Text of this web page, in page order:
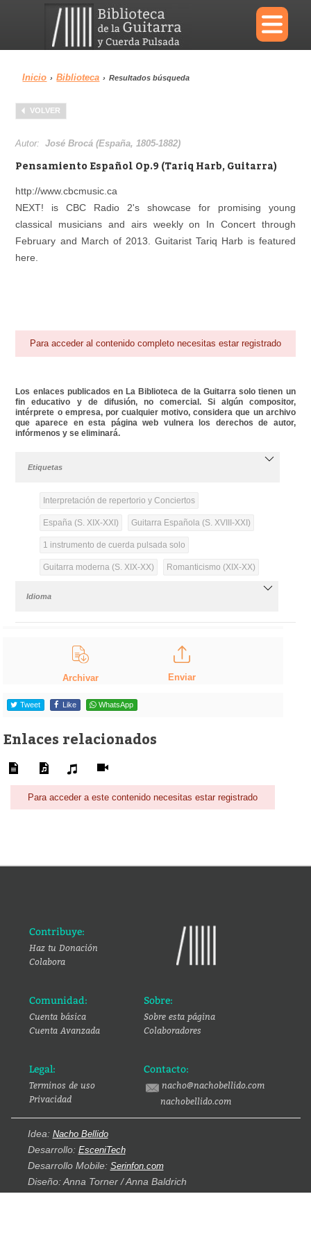
×
Menu
Biblioteca
Área personal Reproductor
Inicio › Biblioteca › Resultados búsqueda
VOLVER
Autor:José Brocá (España, 1805-1882)
Pensamiento Español Op.9 (Tariq Harb, Guitarra)
http://www.cbcmusic.ca
NEXT! is CBC Radio 2's showcase for promising young
classical musicians and airs weekly on In Concert through
February and March of 2013. Guitarist Tariq Harb is featured
here.
Para acceder al contenido completo necesitas estar registrado
Los enlaces publicados en La Biblioteca de la Guitarra solo tienen un
fin educativo y de difusión, no comercial. Si algún compositor,
intérprete o empresa, por cualquier motivo, considera que un archivo
que aparece en esta página web vulnera los derechos de autor,
infórmenos y se eliminará.
Etiquetas
Interpretación de repertorio y Conciertos
España (S. XIX-XXI) Guitarra Española (S. XVIII-XXI)
1 instrumento de cuerda pulsada solo
Guitarra moderna (S. XIX-XX) Romanticismo (XIX-XX)
Idioma
Archivar Enviar
Tweet Like WhatsApp
Enlaces relacionados
Para acceder a este contenido necesitas estar registrado
Contribuye:
Haz tu Donación
Colabora
Comunidad:
Cuenta básica
Cuenta Avanzada
Sobre:
Sobre esta página
Colaboradores
Legal:
Terminos de uso
Privacidad
Contacto:
nacho@nachobellido.com
nachobellido.com
Idea: Nacho Bellido
Desarrollo: EsceniTech
Desarrollo Mobile: Serinfon.com
Diseño: Anna Torner / Anna Baldrich